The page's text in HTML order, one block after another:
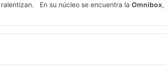
En su núcleo se encuentra la Omnibox,
web.